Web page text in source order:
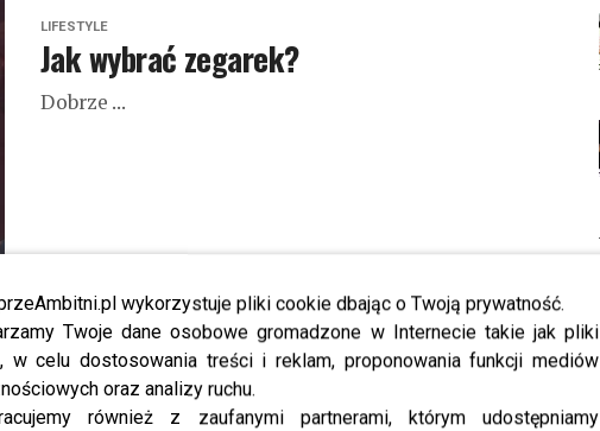
wykorzystuje pliki cookie dbając o Twoją prywatność.
Twoje dane osobowe gromadzone w Internecie takie jak pliki
w celu dostosowania treści i reklam, proponowania funkcji mediów
oraz analizy ruchu.
również z zaufanymi partnerami, którym udostępniamy
LIFESTYLE
Jak wybrać zegarek?
Dobrze ...
LIFESTYLE
Laserowe usuwanie tatuażu Radom
Tatuaż ...